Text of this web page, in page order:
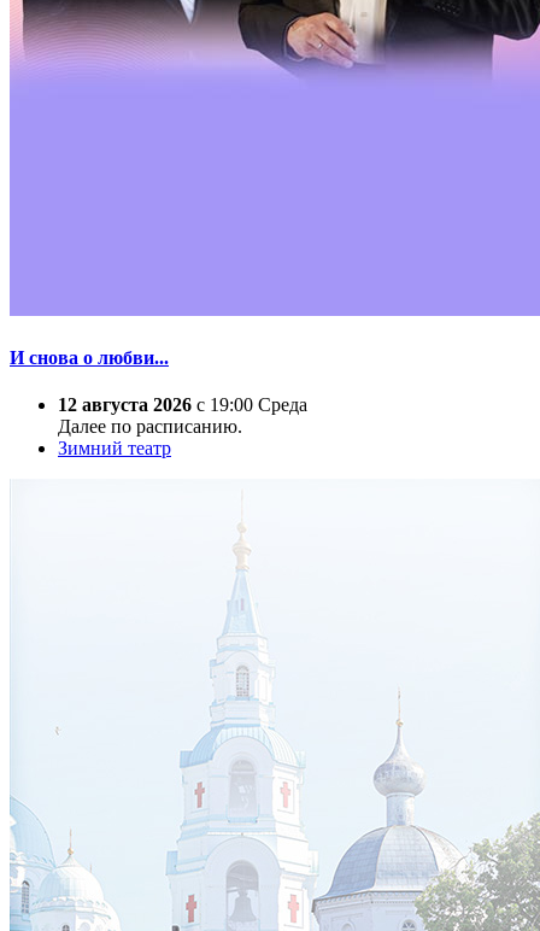
И снова о любви...
12 августа 2026 с 19:00 Среда
Далее по расписанию.
Зимний театр